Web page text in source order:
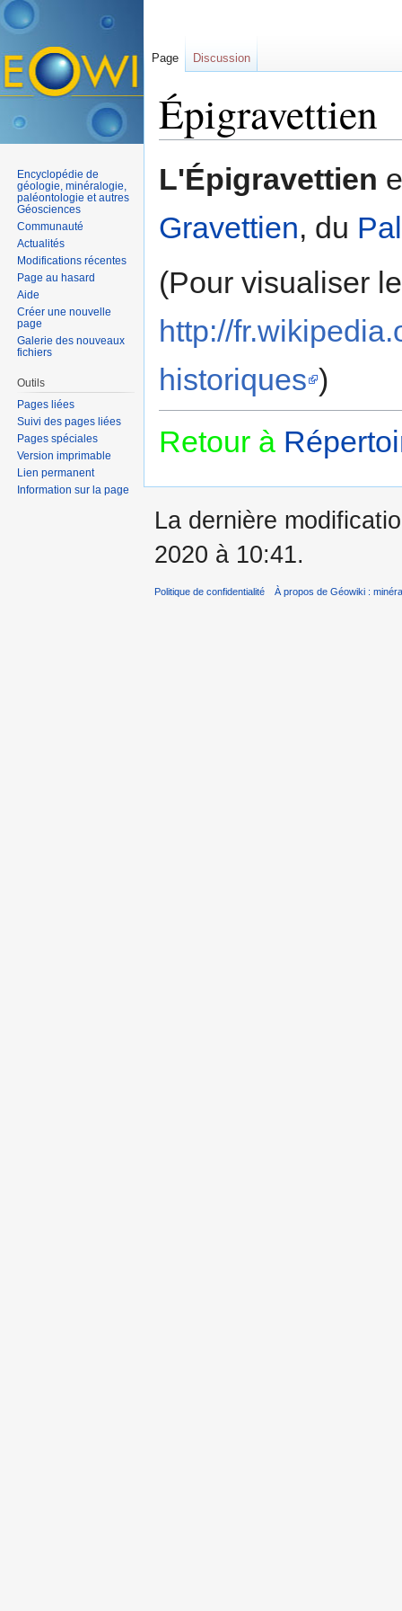
Épigravettien
L'Épigravettien
Gravettien, du
(Pour visualiser
http://
historiques )
Retour à
Page Discussion
Encyclopédie de
géologie, minéralogie,
paléontologie et autres
Géosciences
Communauté
Actualités
Modifications récentes
Page au hasard
Aide
Créer une nouvelle
page
Galerie des nouveaux
fichiers
Outils
Pages liées
Suivi des pages liées
Pages spéciales
Version imprimable
Lien permanent
Information sur la page
La dernière
2020 à 10:41.
Politique de confidentialité À propos de Géowiki :